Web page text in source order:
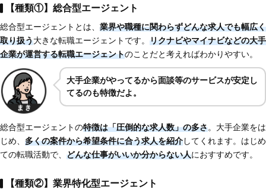
【種類①】総合型エージェント
総合型エージェントとは、 業界や職種に関わらずどんな求人でも幅広く
取り扱う大きな転職エージェントです。 リクナビやマイナビなどの大手
企業が運営する転職エージェントのことだと考えればわかりやすい。
大手企業がやってるから面談等のサービスが安定し
てるのも特徴だよ。
総合型エージェントの特徴は「圧倒的な求人数」の多さ。大手企業をは
じめ、 多くの案件から希望条件に合う求人を紹介してくれます。はじめ
ての転職活動で、 どんな仕事がいいか分からない人におすすめです。
【種類②】業界特化型エージェント